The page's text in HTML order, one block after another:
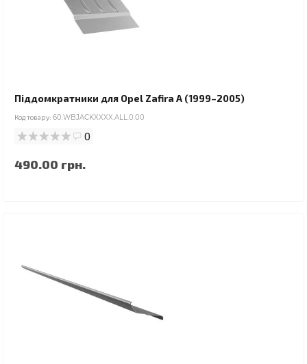
Піддомкратники для Opel Zafira A (1999–2005)
Код товару: 60.WBJACKXXXX.ALL.0.00
0
490.00 грн.